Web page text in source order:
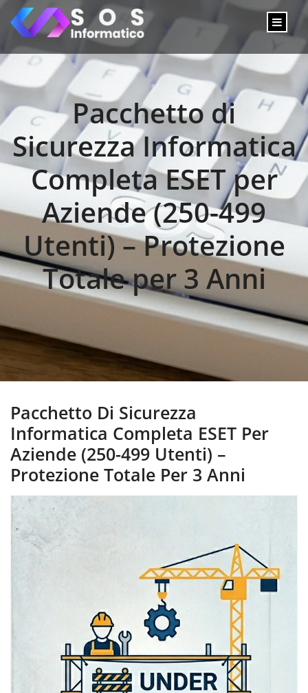
Pacchetto di
Sicurezza Informatica
Completa ESET per
Aziende (250-499
Utenti) – Protezione
Totale per 3 Anni
Pacchetto Di Sicurezza
Informatica Completa ESET Per
Aziende (250-499 Utenti) –
Protezione Totale Per 3 Anni